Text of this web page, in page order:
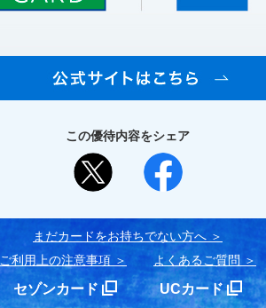
この優待内容をシェア
まだカードをお持ちでない⽅へ
ご利用上の注意事項
よくあるご質問
セゾンカード UCカード